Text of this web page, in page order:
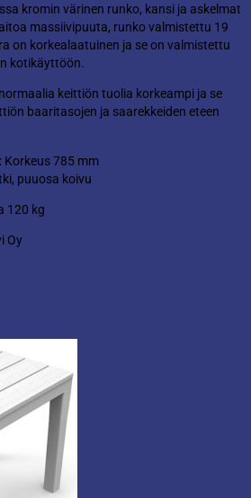
kromin värinen runko, kansi ja askelmat
massiivipuuta, runko valmistettu 19
on korkealaatuinen ja se on valmistettu
kotikäyttöön.
keittiön tuolia korkeampi ja se
baaritasojen ja saarekkeiden eteen
Korkeus 785 mm
puuosa koivu
120 kg
Oy